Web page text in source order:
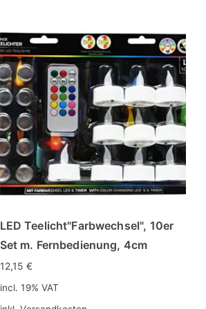
LED Teelicht"Farbwechsel", 10er
Set m. Fernbedienung, 4cm
12,15€
incl. 19% VAT